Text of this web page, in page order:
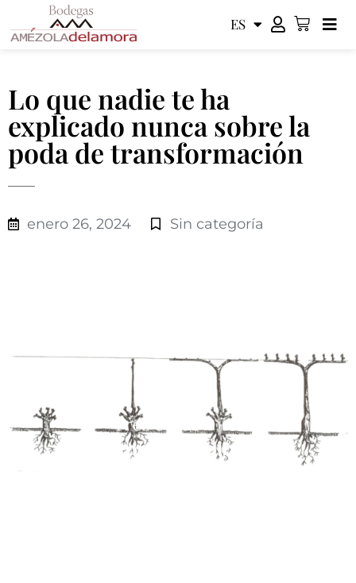
ES
EN
Lo que nadie te ha
explicado nunca sobre la
poda de transformación
enero 26, 2024 Sin categoría